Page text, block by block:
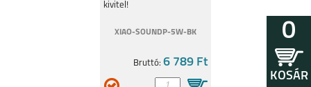
kivitel!
XIAO-SOUNDP-5W-BK
Bruttó: 6 789 Ft
0
KOSÁR